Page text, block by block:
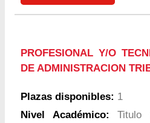
PROFESIONAL Y/O
DE ADMINISTRACION
Plazas disponibles: 1
Nivel Académico: Titulo